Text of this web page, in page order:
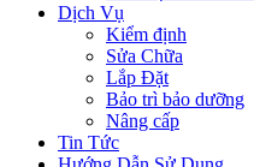
Dịch Vụ
Kiểm định
Sửa Chữa
Lắp Đặt
Bảo trì bảo dưỡng
Nâng cấp
Tin Tức